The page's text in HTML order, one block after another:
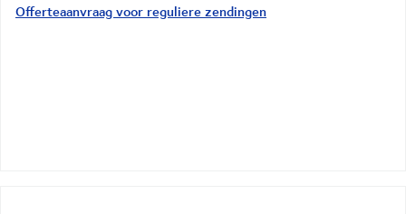
Offerteaanvraag voor reguliere zendingen